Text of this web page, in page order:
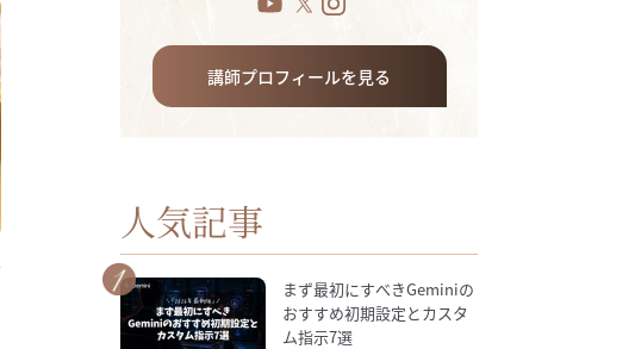
講師プロフィールを見る
人気記事
まず最初にすべきGeminiの
おすすめ初期設定とカスタ
ム指示7選